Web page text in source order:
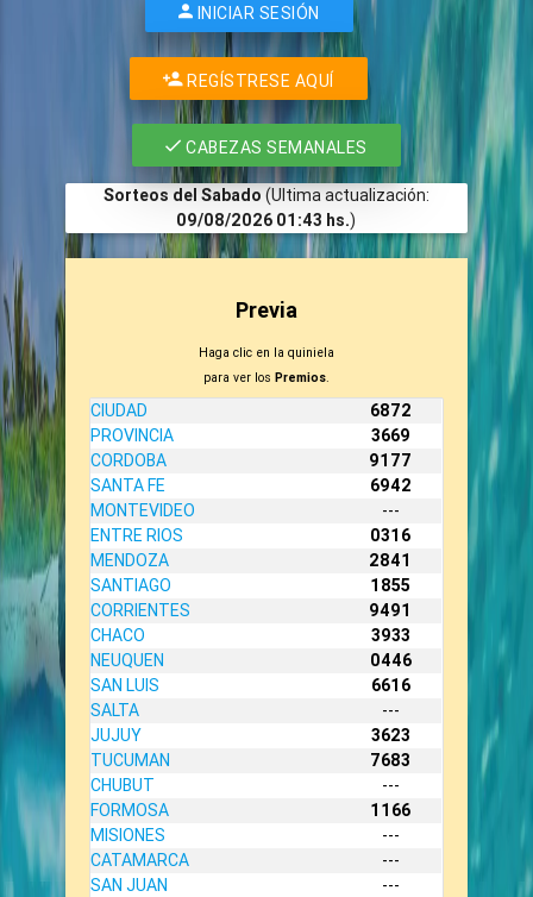
INICIAR SESIÓN
REGÍSTRESE AQUÍ
CABEZAS SEMANALES
Sorteos del Sabado (Ultima actualización:
09/08/2026 01:43 hs.)
Previa
Haga clic en la quiniela
para ver los Premios.
CIUDAD
6872
PROVINCIA
3669
CORDOBA
9177
SANTA FE
6942
MONTEVIDEO
---
ENTRE RIOS
0316
MENDOZA
2841
SANTIAGO
1855
CORRIENTES
9491
CHACO
3933
NEUQUEN
0446
SAN LUIS
6616
SALTA
---
JUJUY
3623
TUCUMAN
7683
CHUBUT
---
FORMOSA
1166
MISIONES
---
CATAMARCA
---
SAN JUAN
---